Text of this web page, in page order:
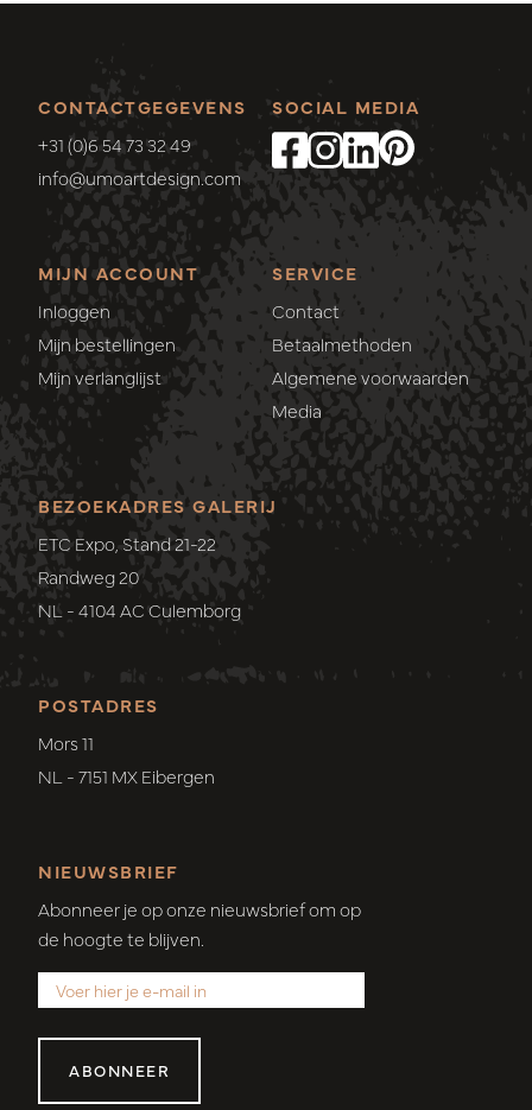
CONTACTGEGEVENS
+31 (0)6 54 73 32 49
info@umoartdesign.com
MIJN ACCOUNT
Inloggen
Mijn bestellingen
Mijn verlanglijst
SERVICE
Contact
Betaalmethoden
Algemene voorwaarden
Media
SOCIAL MEDIA
POSTADRES
Mors 11
NL - 7151 MX Eibergen
BEZOEKADRES GALERIJ
ETC Expo, Stand 21-22
Randweg 20
NL - 4104 AC Culemborg
NIEUWSBRIEF
Abonneer je op onze nieuwsbrief om op
de hoogte te blijven.
ABONNEER